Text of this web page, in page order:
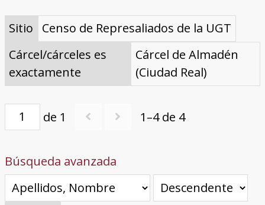
Directorio A-Z
Provincias de nacimiento
Profesión
Cárceles
Condenados a muerte
Condenados a muerte (con busca
dinámica)
Ejecutados
El proyecto
Razones y objetivos
El equipo
Colaboradores
Fuentes documentales
Sitio
Censo de Represaliados de la UGT
Cárcel/cárceles es
exactamente
Cárcel de Almadén
(Ciudad Real)
de 1 1–4 de 4
Búsqueda avanzada